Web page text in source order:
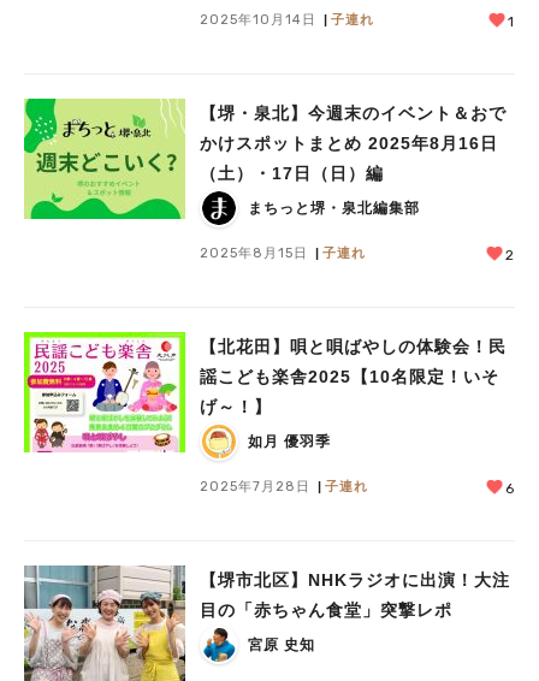
2025年10月14日 子連れ 1
【堺・泉北】今週末のイベント＆おで
かけスポットまとめ 2025年8月16日
（土）・17日（日）編
まちっと堺・泉北編集部
2025年8月15日 子連れ 2
【北花田】唄と唄ばやしの体験会！民
謡こども楽舎2025【10名限定！いそ
げ～！】
如月 優羽季
2025年7月28日 子連れ 6
【堺市北区】NHKラジオに出演！大注
目の「赤ちゃん食堂」突撃レポ
宮原 史知